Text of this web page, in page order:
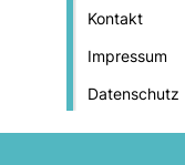
Kontakt
Impressum
Datenschutz